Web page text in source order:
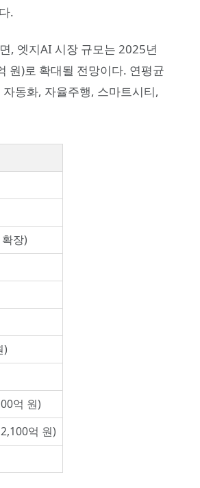
.
, 엣지AI 시장 규모는 2025년
원)로 확대될 전망이다. 연평균
동화, 자율주행, 스마트시티,
장)
)
억 원)
억 원)